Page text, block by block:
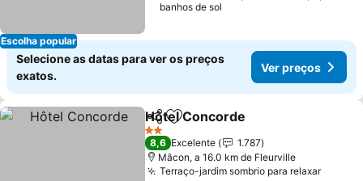
Escolha popular
banhos de sol
Selecione as datas para ver os preços
exatos.
Ver preços
PartilharAdicionar aos favoritos
Hôtel Concorde
2 Estrelas
8,6 Excelente
1.787
Mâcon, a 16.0 km de Fleurville
Terraço-jardim sombrio para relaxar